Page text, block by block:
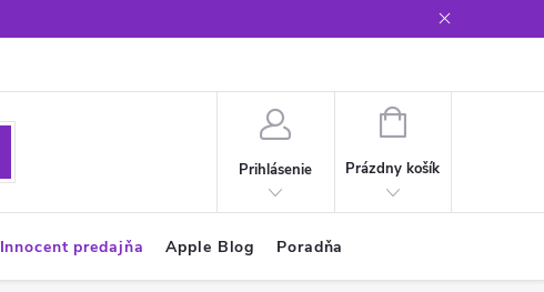
Prihlásenie
NÁKUPNÝ
Prázdny košík
Innocent predajňa Apple Blog Poradňa